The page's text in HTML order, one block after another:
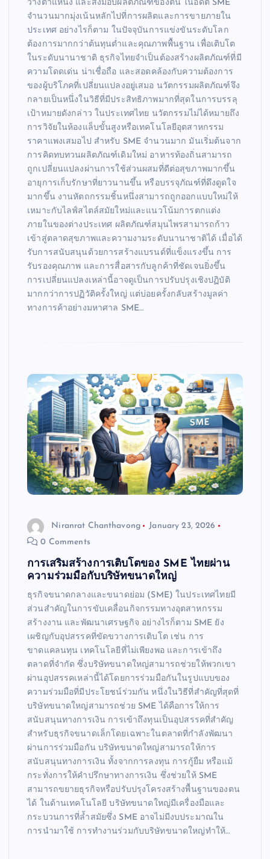
วางตำแหน่ง และส่งมอบผลิตภัณฑ์ของตน ในอดีต SME
จำนวนมากมุ่งเน้นหลักไปที่การผลิตและการขายภายใน
ประเทศ อย่างไรก็ตาม ในปัจจุบันการแข่งขันระดับโลก
ต้องการมากกว่าต้นทุนต่ำและคุณภาพพื้นฐาน เพื่อเติบโต
ในระดับนานาชาติ ธุรกิจไทยจำเป็นต้องสร้างผลิตภัณฑ์ที่มี
ความโดดเด่น น่าเชื่อถือ และสอดคล้องกับความต้องการ
ของผู้บริโภคที่เปลี่ยนแปลงอยู่เสมอ นวัตกรรมผลิตภัณฑ์จึง
กลายเป็นหนึ่งในวิธีที่มีประสิทธิภาพมากที่สุดในการบรรลุ
เป้าหมายดังกล่าว ในประเทศไทย นวัตกรรมไม่ได้หมายถึง
การวิจัยในห้องแล็บขั้นสูงหรือเทคโนโลยีอุตสาหกรรม
ราคาแพงเสมอไป สำหรับ SME จำนวนมาก มันเริ่มต้นจาก
การคิดทบทวนผลิตภัณฑ์เดิมใหม่ อาหารท้องถิ่นสามารถ
ถูกเปลี่ยนแปลงผ่านการใช้ส่วนผสมที่ดีต่อสุขภาพมากขึ้น
อายุการเก็บรักษาที่ยาวนานขึ้น หรือบรรจุภัณฑ์ที่ดึงดูดใจ
มากขึ้น งานหัตถกรรมชิ้นหนึ่งสามารถถูกออกแบบใหม่ให้
เหมาะกับไลฟ์สไตล์สมัยใหม่และแนวโน้มการตกแต่ง
ภายในของต่างประเทศ ผลิตภัณฑ์สมุนไพรสามารถก้าว
เข้าสู่ตลาดสุขภาพและความงามระดับนานาชาติได้ เมื่อได้
รับการสนับสนุนด้วยการสร้างแบรนด์ที่แข็งแรงขึ้น การ
รับรองคุณภาพ และการสื่อสารกับลูกค้าที่ชัดเจนยิ่งขึ้น
การเปลี่ยนแปลงเหล่านี้อาจดูเป็นการปรับปรุงเชิงปฏิบัติ
มากกว่าการปฏิวัติครั้งใหญ่ แต่บ่อยครั้งกลับสร้างมูลค่า
ทางการค้าอย่างมหาศาล SME…
Niranrat Chanthavong
January 23, 2026
0 Comments
การเสริมสร้างการเติบโตของ SME ไทยผ่าน
ความร่วมมือกับบริษัทขนาดใหญ่
ธุรกิจขนาดกลางและขนาดย่อม (SME) ในประเทศไทยมี
ส่วนสำคัญในการขับเคลื่อนกิจกรรมทางอุตสาหกรรม
สร้างงาน และพัฒนาเศรษฐกิจ อย่างไรก็ตาม SME ยัง
เผชิญกับอุปสรรคที่ขัดขวางการเติบโต เช่น การ
ขาดแคลนทุน เทคโนโลยีที่ไม่เพียงพอ และการเข้าถึง
ตลาดที่จำกัด ซึ่งบริษัทขนาดใหญ่สามารถช่วยให้พวกเขา
ผ่านอุปสรรคเหล่านี้ได้โดยการร่วมมือกันในรูปแบบของ
ความร่วมมือที่มีประโยชน์ร่วมกัน หนึ่งในวิธีที่สำคัญที่สุดที่
บริษัทขนาดใหญ่สามารถช่วย SME ได้คือการให้การ
สนับสนุนทางการเงิน การเข้าถึงทุนเป็นอุปสรรคที่สำคัญ
สำหรับธุรกิจขนาดเล็กโดยเฉพาะในตลาดที่กำลังพัฒนา
ผ่านการร่วมมือกัน บริษัทขนาดใหญ่สามารถให้การ
สนับสนุนทางการเงิน ทั้งจากการลงทุน การกู้ยืม หรือแม้
กระทั่งการให้คำปรึกษาทางการเงิน ซึ่งช่วยให้ SME
สามารถขยายธุรกิจหรือปรับปรุงโครงสร้างพื้นฐานของตน
ได้ ในด้านเทคโนโลยี บริษัทขนาดใหญ่มีเครื่องมือและ
กระบวนการที่ล้ำสมัยซึ่ง SME อาจไม่มีงบประมาณใน
การนำมาใช้ การทำงานร่วมกับบริษัทขนาดใหญ่ทำให้…